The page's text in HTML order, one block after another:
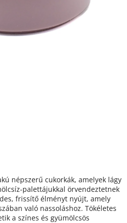
népszerű cukorkák, amelyek lágy
palettájukkal örvendeztetnek
frissítő élményt nyújt, amely
való nassoláshoz. Tökéletes
a színes és gyümölcsös